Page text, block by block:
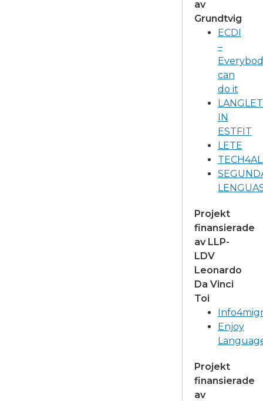
av
Grundtvig
ECDI
–
can
do it
IN
ESTFIT
LETE
Projekt
finansierade
av LLP-
LDV
Leonardo
Da Vinci
Toi
Enjoy
Projekt
finansierade
av